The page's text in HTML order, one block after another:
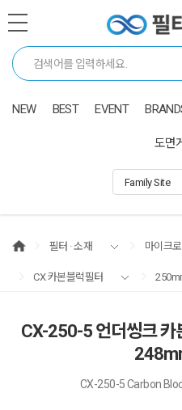
NEW BEST EVENT
도면
필터 · 소재 마이크
CX 카본블럭필터
CX-250-5 언더씽크 카
CX-250-5 Carbon